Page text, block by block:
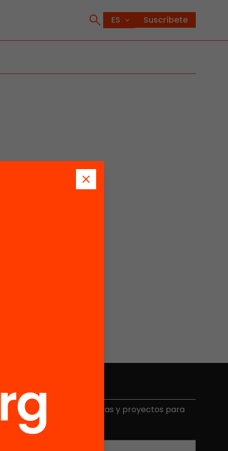
Suscríbete
Elige equidad
Recibe contenidos, iniciativas y proyectos para
implicarte.
Correo electrónico